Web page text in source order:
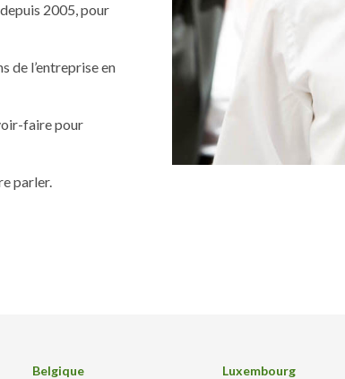
2005, pour
de l’entreprise en
faire pour
parler.
Belgique Luxembourg